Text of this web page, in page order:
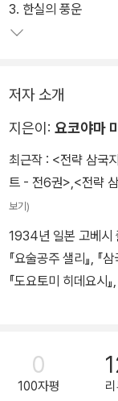
3. 한실의 풍운
저자 소개
지은이: 요코야마
최근작 : <전략 삼국
트 - 전6권>,<전략
보기)
1934년 일본 고베시
『요술공주 샐리』, 『
『도요토미 히데요시
0
100자평